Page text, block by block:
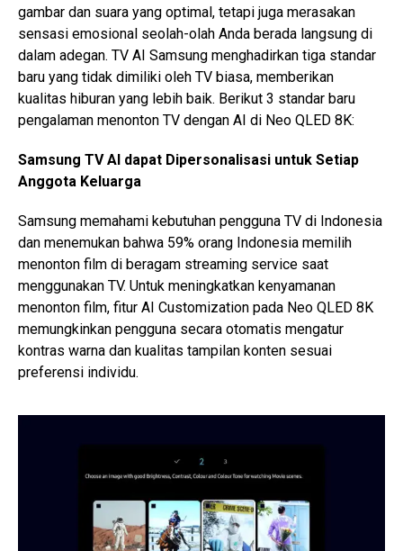
gambar dan suara yang optimal, tetapi juga merasakan
sensasi emosional seolah-olah Anda berada langsung di
dalam adegan. TV AI Samsung menghadirkan tiga standar
baru yang tidak dimiliki oleh TV biasa, memberikan
kualitas hiburan yang lebih baik. Berikut 3 standar baru
pengalaman menonton TV dengan AI di Neo QLED 8K:
Samsung TV AI dapat Dipersonalisasi untuk Setiap
Anggota Keluarga
Samsung memahami kebutuhan pengguna TV di Indonesia
dan menemukan bahwa 59% orang Indonesia memilih
menonton film di beragam streaming service saat
menggunakan TV. Untuk meningkatkan kenyamanan
menonton film, fitur AI Customization pada Neo QLED 8K
memungkinkan pengguna secara otomatis mengatur
kontras warna dan kualitas tampilan konten sesuai
preferensi individu.